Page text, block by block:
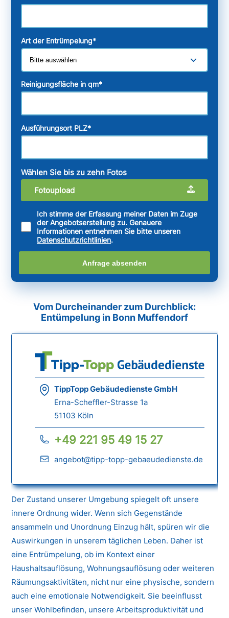
Art der Entrümpelung*
Reinigungsfläche in qm*
Ausführungsort PLZ*
Wählen Sie bis zu zehn Fotos
Fotoupload
Ich stimme der Erfassung meiner Daten im Zuge
der Angebotserstellung zu. Genauere
Informationen entnehmen Sie bitte unseren
Datenschutzrichtlinien.
Anfrage absenden
Vom Durcheinander zum Durchblick:
Entümpelung in Bonn Muffendorf
TippTopp Gebäudedienste GmbH
Erna-Scheffler-Strasse 1a
51103 Köln
+49 221 95 49 15 27
angebot@tipp-topp-gebaeudedienste.de
Der Zustand unserer Umgebung spiegelt oft unsere
innere Ordnung wider. Wenn sich Gegenstände
ansammeln und Unordnung Einzug hält, spüren wir die
Auswirkungen in unserem täglichen Leben. Daher ist
eine Entrümpelung, ob im Kontext einer
Haushaltsauflösung, Wohnungsauflösung oder weiteren
Räumungsaktivitäten, nicht nur eine physische, sondern
auch eine emotionale Notwendigkeit. Sie beeinflusst
unser Wohlbefinden, unsere Arbeitsproduktivität und